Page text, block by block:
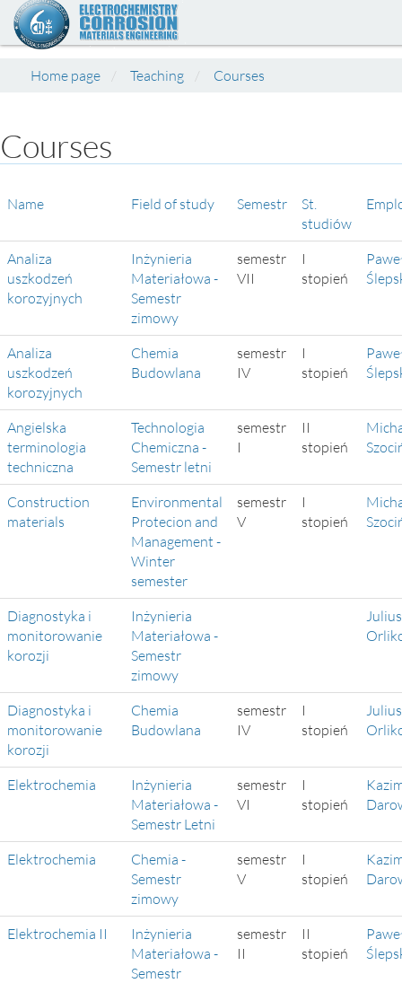
Home page Teaching Courses
Courses
Name Field of study Semestr
St.
studiów
Analiza
uszkodzeń
korozyjnych
Inżynieria
Materiałowa -
Semestr
zimowy
semestr
VII
I
stopień
Analiza
uszkodzeń
korozyjnych
Chemia
Budowlana
semestr
IV
I
stopień
Angielska
terminologia
techniczna
Technologia
Chemiczna -
Semestr letni
semestr
I
II
stopień
Construction
materials
Environmental
Protecion and
Management -
Winter
semester
semestr
V
I
stopień
Diagnostyka i
monitorowanie
korozji
Inżynieria
Materiałowa -
Semestr
zimowy
Diagnostyka i
monitorowanie
korozji
Chemia
Budowlana
semestr
IV
I
stopień
Elektrochemia
Inżynieria
Materiałowa -
Semestr Letni
semestr
VI
I
stopień
Elektrochemia
Chemia -
Semestr
zimowy
semestr
V
I
stopień
Elektrochemia II
Inżynieria
Materiałowa -
Semestr
semestr
II
II
stopień